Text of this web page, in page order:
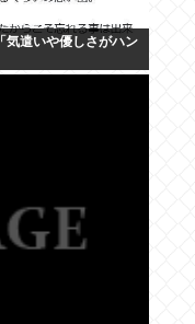
気遣いや優しさがハン